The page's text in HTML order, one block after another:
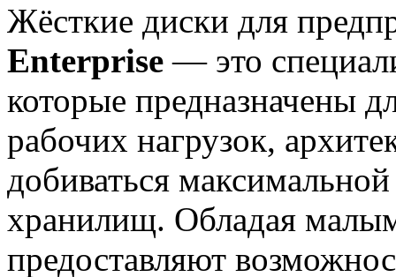
Жёсткие диски для
Enterprise — это
которые предназначены
рабочих нагрузок,
добиваться
хранилищ. Обладая
предоставляют